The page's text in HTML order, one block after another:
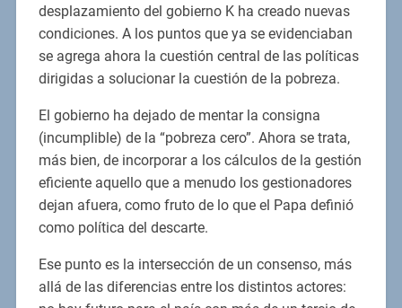
desplazamiento del gobierno K ha creado nuevas
condiciones. A los puntos que ya se evidenciaban
se agrega ahora la cuestión central de las políticas
dirigidas a solucionar la cuestión de la pobreza.
El gobierno ha dejado de mentar la consigna
(incumplible) de la “pobreza cero”. Ahora se trata,
más bien, de incorporar a los cálculos de la gestión
eficiente aquello que a menudo los gestionadores
dejan afuera, como fruto de lo que el Papa definió
como política del descarte.
Ese punto es la intersección de un consenso, más
allá de las diferencias entre los distintos actores: